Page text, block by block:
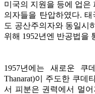
미국의 지원을 등에 업은
의자들을 탄압하였다.
도 공산주의자와 동일시
위해 1952년엔 반공법을
1957년에는 새로운 쿠
Thanarat)이 주도한 쿠데
서 피분은 권력에서 멀